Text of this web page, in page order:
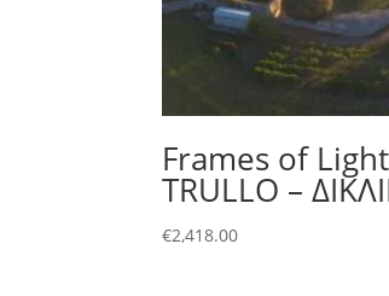
Frames of
TRULLO –
€2,418.00